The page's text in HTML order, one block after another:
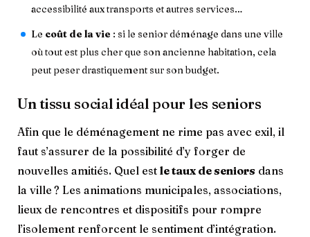
accessibilité aux transports et autres services…
Le coût de la vie : si le senior déménage dans une ville
où tout est plus cher que son ancienne habitation, cela
peut peser drastiquement sur son budget.
Un tissu social idéal pour les seniors
Afin que le déménagement ne rime pas avec exil, il
faut s’assurer de la possibilité d’y forger de
nouvelles amitiés. Quel est le taux de seniors dans
la ville ? Les animations municipales, associations,
lieux de rencontres et dispositifs pour rompre
l’isolement renforcent le sentiment d’intégration.